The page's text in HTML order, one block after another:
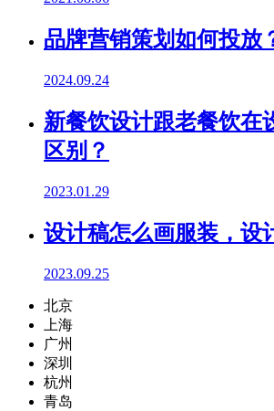
品牌营销策划如何投放
2024.09.24
新餐饮设计跟老餐饮在
区别？
2023.01.29
设计稿怎么画服装，设
2023.09.25
北京
上海
广州
深圳
杭州
青岛